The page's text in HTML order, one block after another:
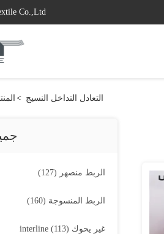
Co.,Ltd
> التعادل التداخل النسيج
الربط منصهر (127)
الربط المنسوجة (160)
غير يحوك interline (113)